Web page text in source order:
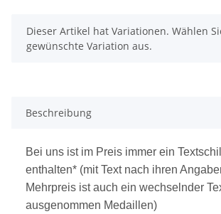
x
Dieser Artikel hat Variationen. Wählen
gewünschte Variation aus.
Beschreibung
Bei uns ist im Preis immer ein
enthalten* (mit Text nach ihren
Mehrpreis ist auch ein wechselnder
ausgenommen Medaillen)